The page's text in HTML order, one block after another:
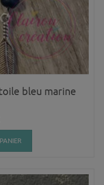
bleu marine